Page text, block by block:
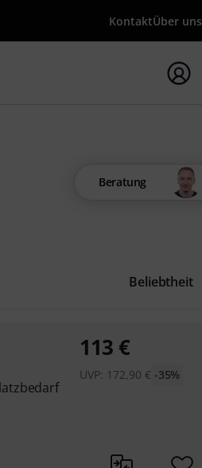
KontaktÜber uns
{searchTerm} starten
Beratung
Beliebtheit
113 €
UVP: 172,90 € -35%